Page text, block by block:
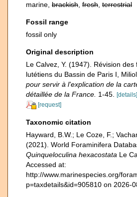
marine, brackish fresh terrestrial
Fossil range
fossil only
Original description
Le Calvez, Y. (1947). Révision des
lutétiens du Bassin de Paris I,
pour servir à l'explication de la
détaillée de la France. 1-45. [details]
[request]
Taxonomic citation
Hayward, B.W.; Le Coze, F.;
(2021). World Foraminifera
Quinqueloculina hexacostata Le
Accessed at:
http://www.marinespecies.org/
p=taxdetails&id=905810 on 2026-